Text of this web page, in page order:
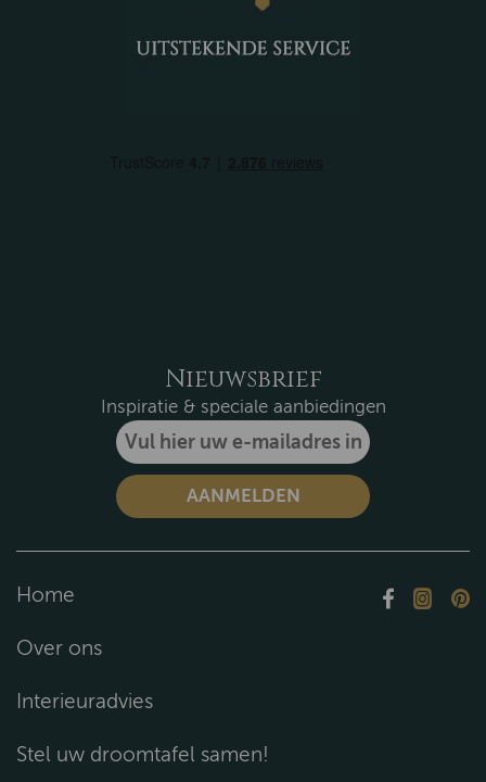
Nieuwsbrief
Inspiratie & speciale aanbiedingen
Home
Over ons
Interieuradvies
Stel uw droomtafel samen!